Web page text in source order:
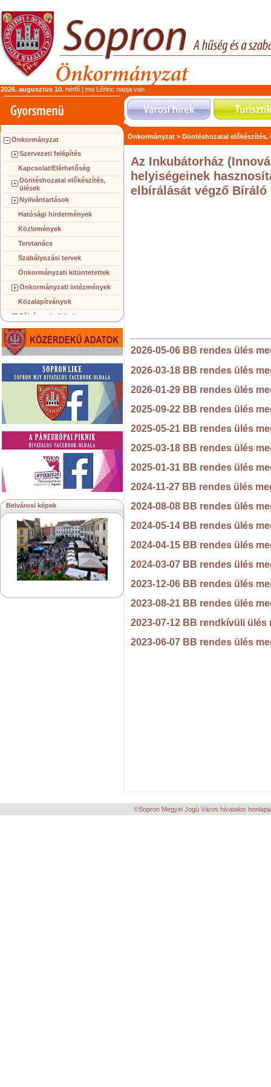
2026. augusztus 10. hétfő | ma Lőrinc napja van
Önkormányzat
Szervezeti felépítés
Kapcsolat/Elérhetőség
Döntéshozatal előkészítés,
ülések
Nyilvántartások
Hatósági hirdetmények
Közlemények
Tervtanács
Szabályozási tervek
Önkormányzati kitüntetettek
Önkormányzati intézmények
Közalapítványok
Pályázatok, licitek
Koncepciók, tervezetek
Településképi követelmények
Közérdekű információk
Testvérvárosok
Belvárosi képek
Önkormányzat > Döntéshozatal előkészítés,
Az Inkubátorház
helyiségeinek
elbírálását végző
2026-05-06 BB rendes ülés
2026-03-18 BB rendes ülés
2026-01-29 BB rendes ülés
2025-09-22 BB rendes ülés
2025-05-21 BB rendes ülés
2025-03-18 BB rendes ülés
2025-01-31 BB rendes ülés
2024-11-27 BB rendes ülés
2024-08-08 BB rendes ülés
2024-05-14 BB rendes ülés
2024-04-15 BB rendes ülés
2024-03-07 BB rendes ülés
2023-12-06 BB rendes ülés
2023-08-21 BB rendes ülés
2023-07-12 BB rendkívüli ülés
2023-06-07 BB rendes ülés
©Sopron Megyei Jogú Város hivatalos